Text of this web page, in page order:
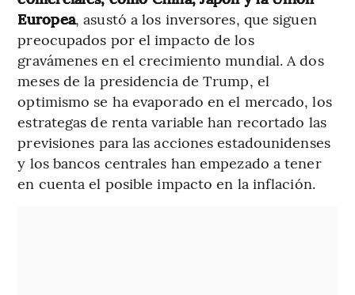
Europea, asustó a los inversores, que siguen
preocupados por el impacto de los
gravámenes en el crecimiento mundial. A dos
meses de la presidencia de Trump, el
optimismo se ha evaporado en el mercado, los
estrategas de renta variable han recortado las
previsiones para las acciones estadounidenses
y los bancos centrales han empezado a tener
en cuenta el posible impacto en la inflación.